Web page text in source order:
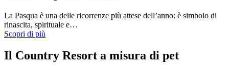
La Pasqua è una delle ricorrenze più attese dell’anno: è simbolo di
rinascita, spirituale e…
Scopri di più
Il Country Resort a misura di pet